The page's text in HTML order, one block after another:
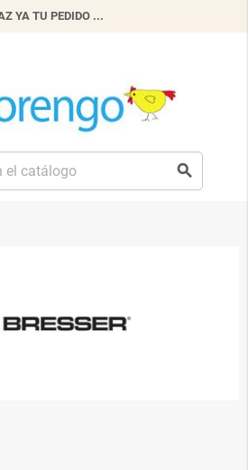
YA TU PEDIDO ...
search